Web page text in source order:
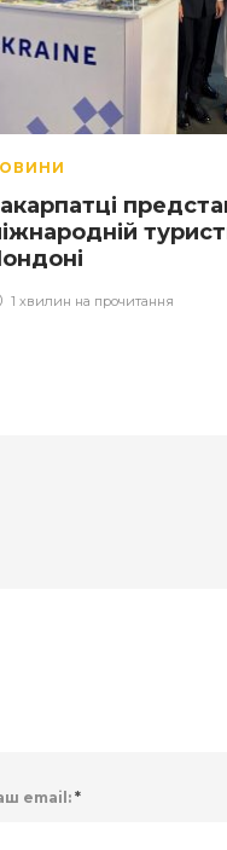
1 хвилин на прочитання
email:*